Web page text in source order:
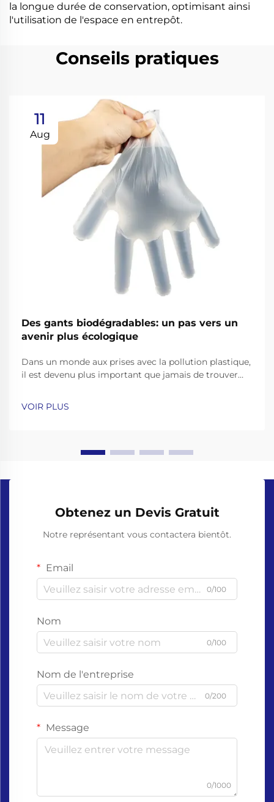
la longue durée de conservation, optimisant ainsi
l'utilisation de l'espace en entrepôt.
Conseils pratiques
11
Aug
Des gants biodégradables: un pas vers un
avenir plus écologique
Dans un monde aux prises avec la pollution plastique,
il est devenu plus important que jamais de trouver
VOIR PLUS
Obtenez un Devis Gratuit
Notre représentant vous contactera bientôt.
Email
0/100
Nom
0/100
Nom de l'entreprise
0/200
Message
0/1000